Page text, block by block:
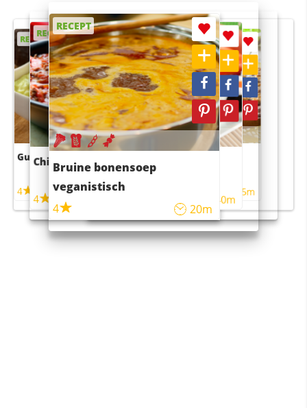
RECEPT
Guacamole
4
RECEPT
Chili con carne
4 45m
RECEPT
Bruine bonensoep
veganistisch
4
20m
RECEPT
Sushi rijstsalade
maaltijdsalade
40m
RECEPT
4 55m